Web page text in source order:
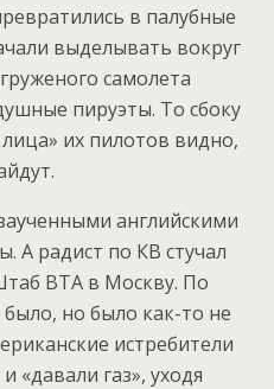
в палубные
выделывать вокруг
самолета
пируэты. То сбоку
их пилотов видно,
английскими
А радист по КВ стучал
ВТА в Москву. По
но было как-то не
истребители
«давали газ», уходя